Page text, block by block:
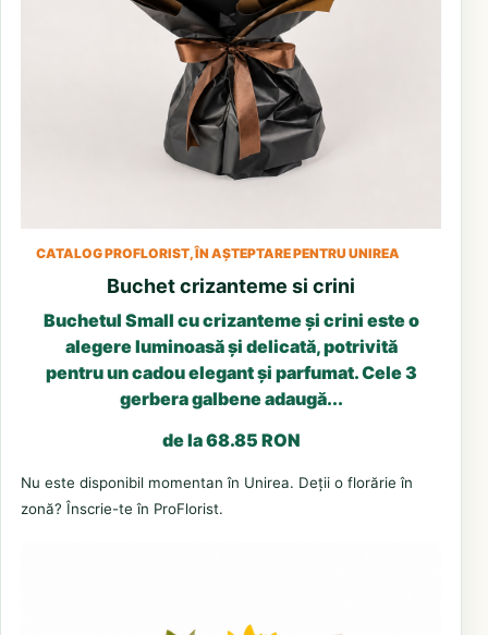
CATALOG PROFLORIST, ÎN AȘTEPTARE PENTRU UNIREA
Buchet crizanteme si crini
Buchetul Small cu crizanteme și crini este o
alegere luminoasă și delicată, potrivită
pentru un cadou elegant și parfumat. Cele 3
gerbera galbene adaugă...
de la 68.85 RON
Nu este disponibil momentan în Unirea. Deții o florărie în
zonă? Înscrie-te în ProFlorist.